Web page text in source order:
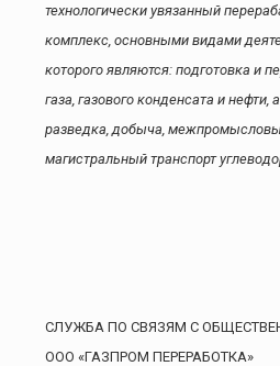
технологически увязанный
комплекс, основными видами
которого являются: подготовка и
газа, газового конденсата и нефти,
разведка, добыча,
магистральный транспорт
СЛУЖБА ПО СВЯЗЯМ С
ООО «ГАЗПРОМ ПЕРЕРАБОТКА»